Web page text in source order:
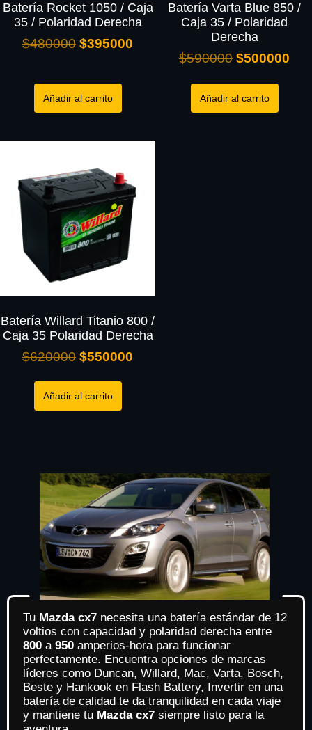
Batería Rocket 1050 / Caja
35 / Polaridad Derecha
$480000 $395000
Añadir al carrito
Batería Varta Blue 850 /
Caja 35 / Polaridad
Derecha
$590000 $500000
Añadir al carrito
Batería Willard Titanio 800 /
Caja 35 Polaridad Derecha
$620000 $550000
Añadir al carrito
Tu Mazda cx7 necesita una batería estándar de 12
voltios con capacidad y polaridad derecha entre
800 a 950 amperios-hora para funcionar
perfectamente. Encuentra opciones de marcas
líderes como Duncan, Willard, Mac, Varta, Bosch,
Beste y Hankook en Flash Battery, Invertir en una
batería de calidad te da tranquilidad en cada viaje
y mantiene tu Mazda cx7 siempre listo para la